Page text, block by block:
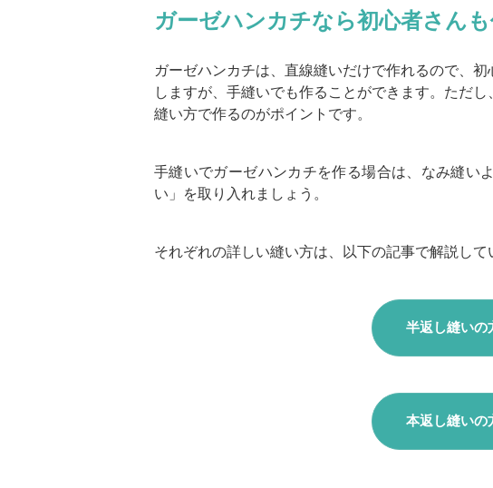
ガーゼハンカチなら初心者さんも
ガーゼハンカチは、直線縫いだけで作れるので、
しますが、手縫いでも作ることができます。ただ
縫い方で作るのがポイントです。
手縫いでガーゼハンカチを作る場合は、なみ縫い
い」を取り入れましょう。
それぞれの詳しい縫い方は、以下の記事で解説して
半返し縫いの
本返し縫いの